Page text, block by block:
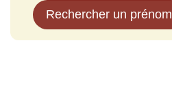
Rechercher un prénom